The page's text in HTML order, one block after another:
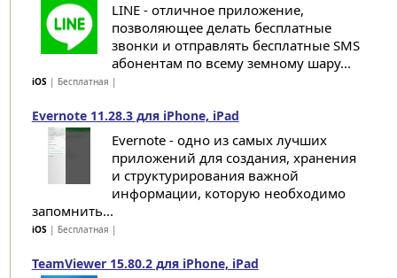
LINE - отличное приложение,
позволяющее делать бесплатные
звонки и отправлять бесплатные SMS
абонентам по всему земному шару...
iOS | Бесплатная |
Evernote 11.28.3 для iPhone, iPad
Evernote - одно из самых лучших
приложений для создания, хранения
и структурирования важной
информации, которую необходимо
запомнить...
iOS | Бесплатная |
TeamViewer 15.80.2 для iPhone, iPad